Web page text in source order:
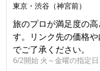
東京・渋谷（神宮前）
旅のプロが満足度の
す。リンク先の価格
でご了承ください。
6/2開始 火～金曜の指定